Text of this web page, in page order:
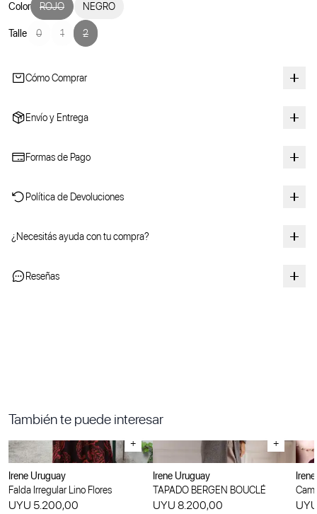
Color ROJO NEGRO
Talle 0 1 2
Cómo Comprar
Envío y Entrega
Formas de Pago
Política de Devoluciones
¿Necesitás ayuda con tu compra?
Reseñas
También te puede interesar
+
Irene Uruguay
Falda Irregular Lino Flores
UYU 5.200,00
+
Irene Uruguay
TAPADO BERGEN BOUCLÉ
UYU 8.200,00